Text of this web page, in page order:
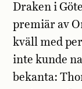
Draken i
premiär av
kväll med
inte kunde
bekanta: